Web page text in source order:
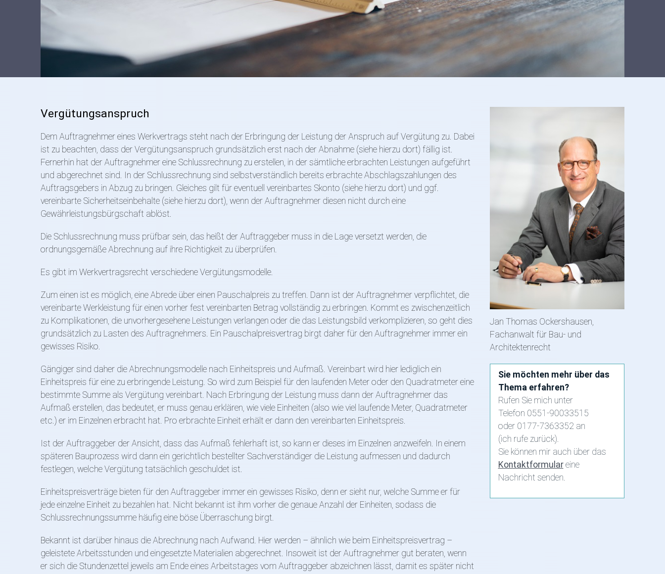
Vergütungsanspruch
Dem Auftragnehmer eines Werkvertrags steht nach der Erbringung der Leistung der Anspruch auf Vergütung zu. Dabei
ist zu beachten, dass der Vergütungsanspruch grundsätzlich erst nach der Abnahme (siehe hierzu dort) fällig ist.
Fernerhin hat der Auftragnehmer eine Schlussrechnung zu erstellen, in der sämtliche erbrachten Leistungen aufgeführt
und abgerechnet sind. In der Schlussrechnung sind selbstverständlich bereits erbrachte Abschlagszahlungen des
Auftragsgebers in Abzug zu bringen. Gleiches gilt für eventuell vereinbartes Skonto (siehe hierzu dort) und ggf.
vereinbarte Sicherheitseinbehalte (siehe hierzu dort), wenn der Auftragnehmer diesen nicht durch eine
Gewährleistungsbürgschaft ablöst.
Die Schlussrechnung muss prüfbar sein, das heißt der Auftraggeber muss in die Lage versetzt werden, die
ordnungsgemäße Abrechnung auf ihre Richtigkeit zu überprüfen.
Es gibt im Werkvertragsrecht verschiedene Vergütungsmodelle.
Zum einen ist es möglich, eine Abrede über einen Pauschalpreis zu treffen. Dann ist der Auftragnehmer verpflichtet, die
vereinbarte Werkleistung für einen vorher fest vereinbarten Betrag vollständig zu erbringen. Kommt es zwischenzeitlich
zu Komplikationen, die unvorhergesehene Leistungen verlangen oder die das Leistungsbild verkomplizieren, so geht dies
grundsätzlich zu Lasten des Auftragnehmers. Ein Pauschalpreisvertrag birgt daher für den Auftragnehmer immer ein
gewisses Risiko.
Gängiger sind daher die Abrechnungsmodelle nach Einheitspreis und Aufmaß. Vereinbart wird hier lediglich ein
Einheitspreis für eine zu erbringende Leistung. So wird zum Beispiel für den laufenden Meter oder den Quadratmeter eine
bestimmte Summe als Vergütung vereinbart. Nach Erbringung der Leistung muss dann der Auftragnehmer das
Aufmaß erstellen, das bedeutet, er muss genau erklären, wie viele Einheiten (also wie viel laufende Meter, Quadratmeter
etc.) er im Einzelnen erbracht hat. Pro erbrachte Einheit erhält er dann den vereinbarten Einheitspreis.
Ist der Auftraggeber der Ansicht, dass das Aufmaß fehlerhaft ist, so kann er dieses im Einzelnen anzweifeln. In einem
späteren Bauprozess wird dann ein gerichtlich bestellter Sachverständiger die Leistung aufmessen und dadurch
festlegen, welche Vergütung tatsächlich geschuldet ist.
Einheitspreisverträge bieten für den Auftraggeber immer ein gewisses Risiko, denn er sieht nur, welche Summe er für
jede einzelne Einheit zu bezahlen hat. Nicht bekannt ist ihm vorher die genaue Anzahl der Einheiten, sodass die
Schlussrechnungssumme häufig eine böse Überraschung birgt.
Bekannt ist darüber hinaus die Abrechnung nach Aufwand. Hier werden – ähnlich wie beim Einheitspreisvertrag –
geleistete Arbeitsstunden und eingesetzte Materialien abgerechnet. Insoweit ist der Auftragnehmer gut beraten, wenn
er sich die Stundenzettel jeweils am Ende eines Arbeitstages vom Auftraggeber abzeichnen lässt, damit es später nicht
Jan Thomas Ockershausen,
Fachanwalt für Bau- und
Architektenrecht
Sie möchten mehr über das
Thema erfahren?
Rufen Sie mich unter
Telefon 0551-90033515
oder 0177-7363352 an
(ich rufe zurück).
Sie können mir auch über das
Kontaktformulareine
Nachricht senden.